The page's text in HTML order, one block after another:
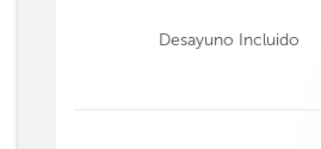
Desayuno Incluido